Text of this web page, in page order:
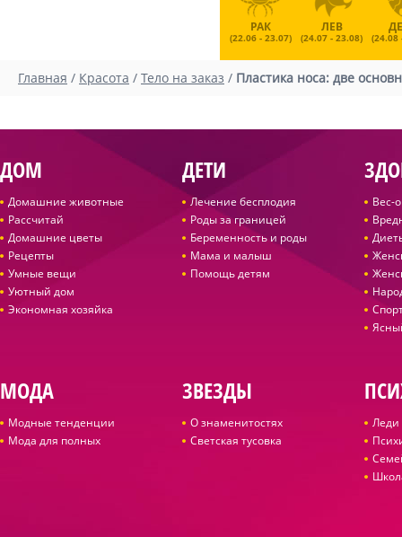
РАК
(22.06 - 23.07)
ЛЕВ
(24.07 - 23.08) (24.08
Главная / Красота / Тело на заказ / Пластика носа: две
ДОМ
Домашние животные
Рассчитай
Домашние цветы
Рецепты
Умные вещи
Уютный дом
Экономная хозяйка
ДЕТИ
Лечение бесплодия
Роды за границей
Беременность и роды
Мама и малыш
Помощь детям
Вес-
МОДА
Модные тенденции
Мода для полных
ЗВЕЗДЫ
О знаменитостях
Светская тусовка
Леди